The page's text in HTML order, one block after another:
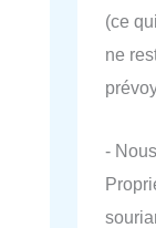
(ce
ne
-